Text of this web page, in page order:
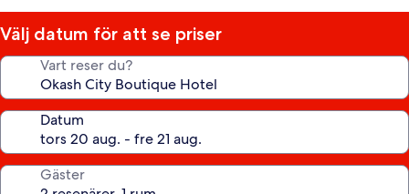
Välj datum för att se priser
Vart reser du?
Datum
Gäster